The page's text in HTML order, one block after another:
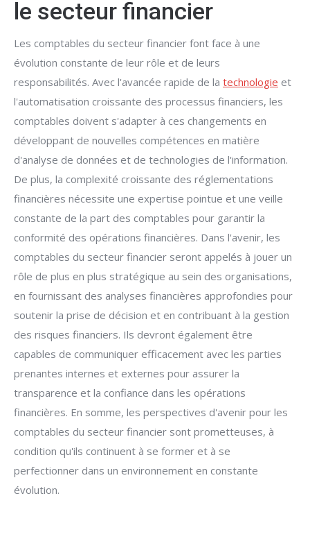
le secteur financier
Les comptables du secteur financier font face à une
évolution constante de leur rôle et de leurs
responsabilités. Avec l'avancée rapide de la technologie et
l'automatisation croissante des processus financiers, les
comptables doivent s'adapter à ces changements en
développant de nouvelles compétences en matière
d'analyse de données et de technologies de l'information.
De plus, la complexité croissante des réglementations
financières nécessite une expertise pointue et une veille
constante de la part des comptables pour garantir la
conformité des opérations financières. Dans l'avenir, les
comptables du secteur financier seront appelés à jouer un
rôle de plus en plus stratégique au sein des organisations,
en fournissant des analyses financières approfondies pour
soutenir la prise de décision et en contribuant à la gestion
des risques financiers. Ils devront également être
capables de communiquer efficacement avec les parties
prenantes internes et externes pour assurer la
transparence et la confiance dans les opérations
financières. En somme, les perspectives d'avenir pour les
comptables du secteur financier sont prometteuses, à
condition qu'ils continuent à se former et à se
perfectionner dans un environnement en constante
évolution.